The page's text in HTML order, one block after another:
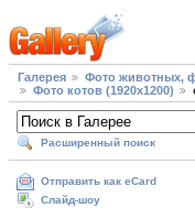
Галерея
Фото животных,
Фото котов (1920х1200)
Расширенный поиск
Отправить как eCard
Слайд-шоу